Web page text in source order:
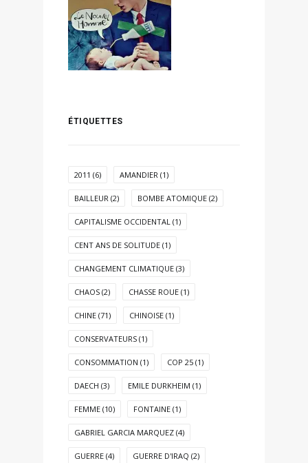
ÉTIQUETTES
2011 (6) AMANDIER (1)
BAILLEUR (2) BOMBE ATOMIQUE (2)
CAPITALISME OCCIDENTAL (1)
CENT ANS DE SOLITUDE (1)
CHANGEMENT CLIMATIQUE (3)
CHAOS (2) CHASSE ROUE (1)
CHINE (71) CHINOISE (1)
CONSERVATEURS (1)
CONSOMMATION (1) COP 25 (1)
DAECH (3) EMILE DURKHEIM (1)
FEMME (10) FONTAINE (1)
GABRIEL GARCIA MARQUEZ (4)
GUERRE (4) GUERRE D'IRAQ (2)